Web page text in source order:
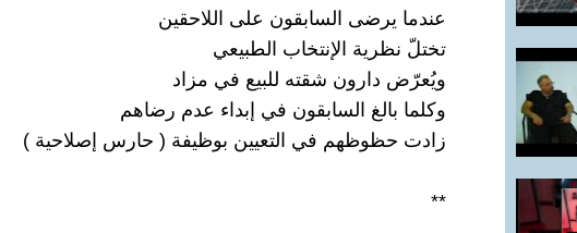
عندما يرضى السابقون على اللاحقين
تختلّ نظرية الإنتخاب الطبيعي
ويُعرّض دارون شقته للبيع في مزاد
وكلما بالغ السابقون في إبداء عدم رضاهم
زادت حظوظهم في التعيين بوظيفة ( حارس إصلاحية )
**